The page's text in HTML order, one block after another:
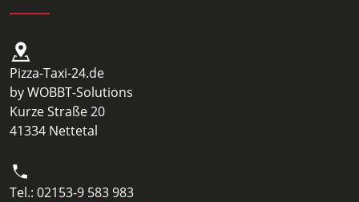
Pizza-Taxi-24.de
by WOBBT-Solutions
Kurze Straße 20
41334 Nettetal
Tel.: 02153-9 583 983